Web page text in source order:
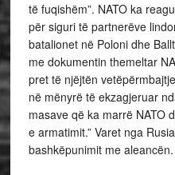
të fuqishëm”. NATO ka
për siguri të partnerëve
batalionet në Poloni dhe
me dokumentin themeltar
pret të njëjtën
në mënyrë të ekzagjeruar
masave që ka marrë NATO
e armatimit.” Varet nga
bashkëpunimit me aleancën.